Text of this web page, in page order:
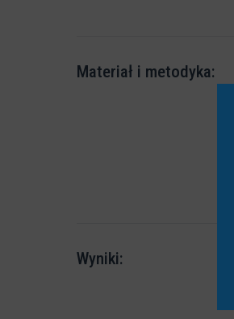
Materiał i metodyka:
Wyniki: